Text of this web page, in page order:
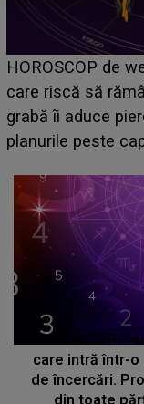
Emanuel a ținut
acum! În fața
face o
sa: "I-am spus și
HOROSCOP 7
care intră într-o
de încercări.
din toate